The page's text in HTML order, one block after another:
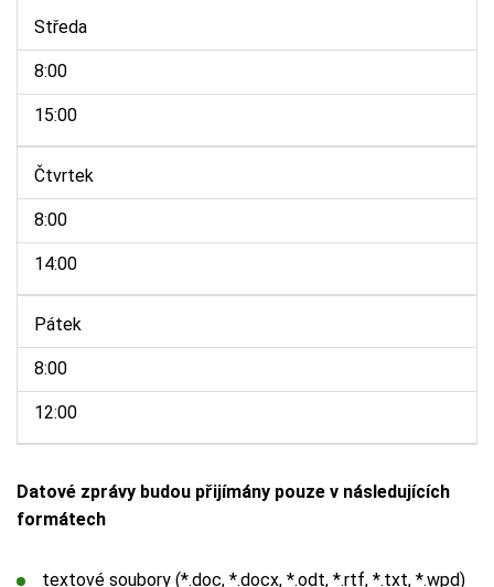
Středa
8:00
15:00
Čtvrtek
8:00
14:00
Pátek
8:00
12:00
Datové zprávy budou přijímány pouze v následujících
formátech
textové soubory (*.doc, *.docx, *.odt, *.rtf, *.txt, *.wpd)